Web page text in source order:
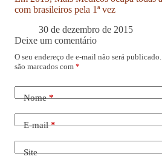
com brasileiros pela 1ª vez
30 de dezembro de 2015
Deixe um comentário
O seu endereço de e-mail não será publicado.
são marcados com *
Nome*
E-mail*
Site